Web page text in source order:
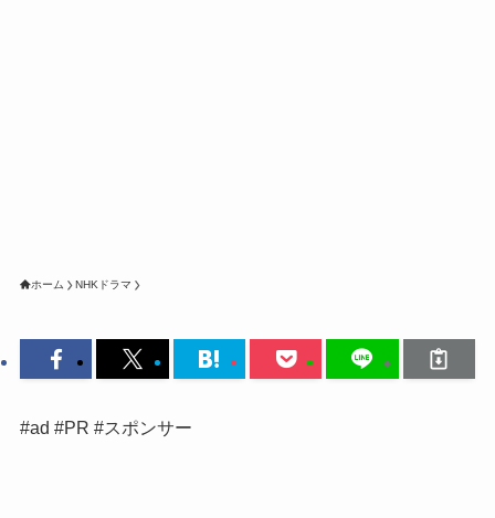
ホーム NHKドラマ
#ad #PR #スポンサー